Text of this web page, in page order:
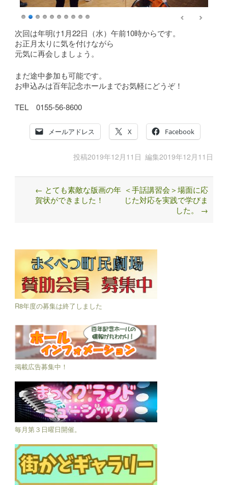
次回は年明け1月22日（水）午前10時からです。
お正月太りに気を付けながら
元気に再会しましょう。
まだ途中参加も可能です。
お申込みは百年記念ホールまでお気軽にどうぞ！
TEL 0155-56-8600
メールアドレス X Facebook
投稿2019年12月11日 編集2019年12月11日
Post
navigation
← とても素敵な版画の年
賀状ができました！
＜手話講習会＞場面に応
じた対応を実践で学びま
した。
→
R8年度の募集は終了しました
掲載広告募集中！
毎月第３日曜日開催。